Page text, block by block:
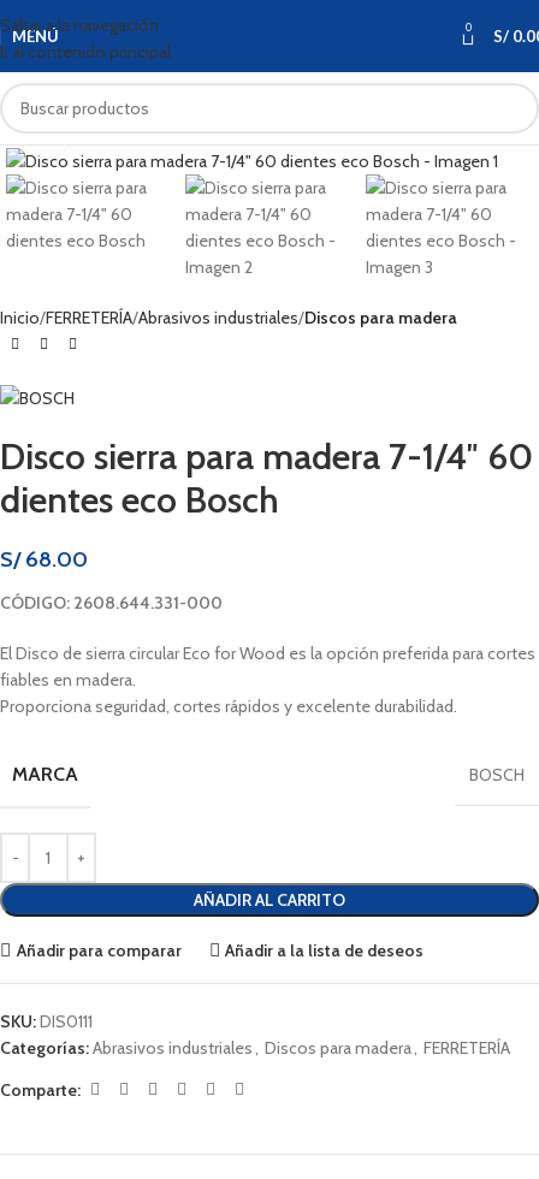
Saltar a la navegación
Ir al contenido principal
MENÚ 0 S/
Haga clic para ampliar
Inicio FERRETERÍA Abrasivos industriales Discos para madera
Disco sierra para madera 7-1/4″ 60
dientes eco Bosch
S/68.00
CÓDIGO: 2608.644.331-000
El Disco de sierra circular Eco for Wood es la opción preferida para cortes
fiables en madera.
Proporciona seguridad, cortes rápidos y excelente durabilidad.
MARCA BOSCH
AÑADIR AL CARRITO
Añadir para comparar Añadir a la lista de deseos
SKU:DIS0111
Categorías:Abrasivos industriales, Discos para madera, FERRETERÍA
Comparte: